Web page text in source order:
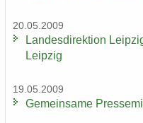
20.05.2009
Lan­des­di­rek­ti­on
Leip­zig
19.05.2009
Ge­mein­sa­me